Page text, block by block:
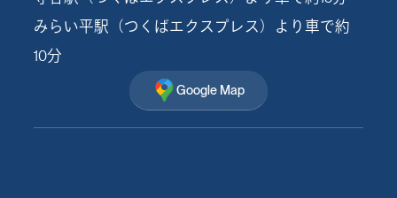
みらい平駅（つくばエクスプレス）より車で約
10分
Google Map